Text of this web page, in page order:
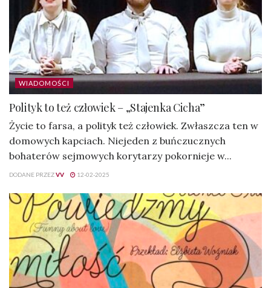
WIADOMOŚCI
Polityk to też człowiek – „Stajenka Cicha”
Życie to farsa, a polityk też człowiek. Zwłaszcza ten w
domowych kapciach. Niejeden z buńczucznych
bohaterów sejmowych korytarzy pokornieje w...
DODANE PRZEZVV 12-02-2025